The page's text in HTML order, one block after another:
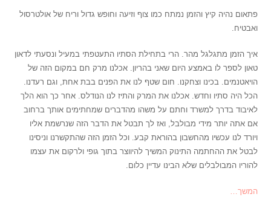
פתאום נהיה קיץ והזמן נמתח כמו צוף וזיעה וחופש גדול וריח של אולטרסול
ואבטיח.
איך הזמן מתגלגל מהר. הרי בתחילת הסתיו התעטפתי במעיל ונסעתי לדאון
טאון לספר לו באמצע היום שאני בהריון. אכלנו מרק חם במקום הזה של
הויאטנמים. בכינו וצחקנו. חום שטף לנו את הפנים בבת אחת, וגם רעדנו.
הכל היה סתיו וחדש. אכלנו את המרק והתיז לנו הנודלס. אחר כך הוא הלך
לאיבוד בדרך למשרד וחתם על משהו מהדברים שמחתימים אותך ברחוב
אם אתה יותר מידי מבולבל, ואז לך תבטל את הדבר הזה שנרשמת אליו
ויורד לנו עכשיו מהחשבון בהוראת קבע. וכל הזמן הזה שהתקשרנו וניסינו
לבטל את ההחתמה התינוק המשיך להיווצר בתוך גופי ולרקום את עצמו
להוריו המבולבלים שלא הבינו עדיין כלום.
המשך…